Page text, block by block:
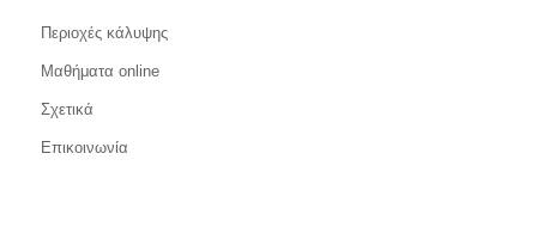
Περιοχές κάλυψης
Μαθήματα online
Σχετικά
Επικοινωνία